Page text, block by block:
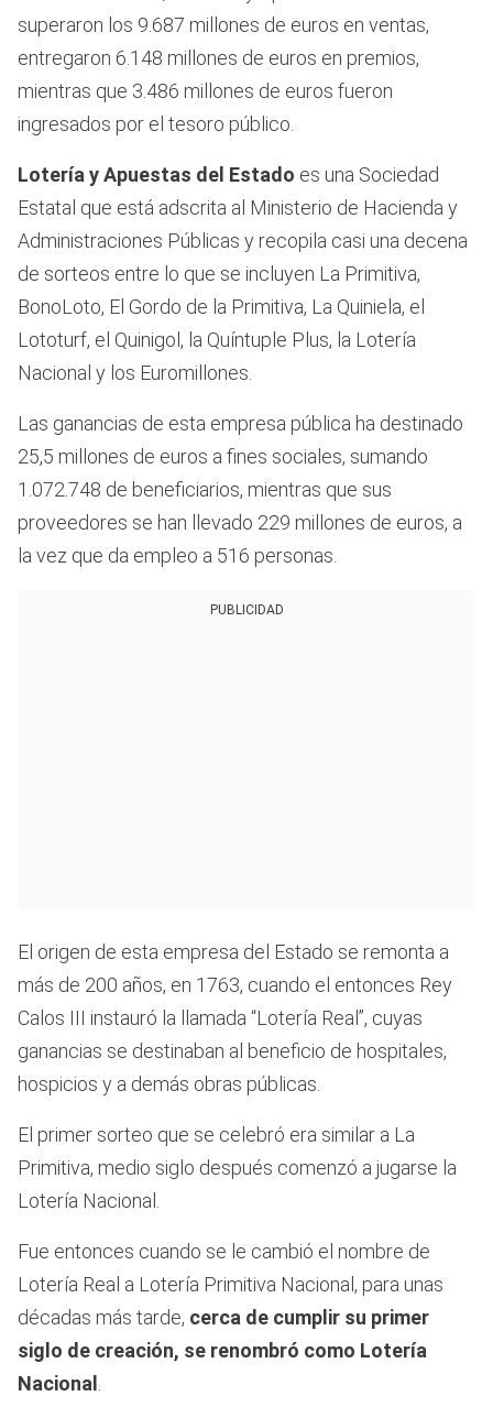
superaron los 9.687 millones de euros en ventas,
entregaron 6.148 millones de euros en premios,
mientras que 3.486 millones de euros fueron
ingresados por el tesoro público.
Lotería y Apuestas del Estado es una Sociedad
Estatal que está adscrita al Ministerio de Hacienda y
Administraciones Públicas y recopila casi una decena
de sorteos entre lo que se incluyen La Primitiva,
BonoLoto, El Gordo de la Primitiva, La Quiniela, el
Lototurf, el Quinigol, la Quíntuple Plus, la Lotería
Nacional y los Euromillones.
Las ganancias de esta empresa pública ha destinado
25,5 millones de euros a fines sociales, sumando
1.072.748 de beneficiarios, mientras que sus
proveedores se han llevado 229 millones de euros, a
la vez que da empleo a 516 personas.
PUBLICIDAD
El origen de esta empresa del Estado se remonta a
más de 200 años, en 1763, cuando el entonces Rey
Calos III instauró la llamada “Lotería Real”, cuyas
ganancias se destinaban al beneficio de hospitales,
hospicios y a demás obras públicas.
El primer sorteo que se celebró era similar a La
Primitiva, medio siglo después comenzó a jugarse la
Lotería Nacional.
Fue entonces cuando se le cambió el nombre de
Lotería Real a Lotería Primitiva Nacional, para unas
décadas más tarde, cerca de cumplir su primer
siglo de creación, se renombró como Lotería
Nacional